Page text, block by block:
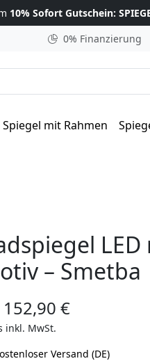
10% Sofort Gutschein:
0% Finanzierung
Spiegel mit Rahmen
– Smetba
152,90 €
inkl. MwSt.
Versand (DE)